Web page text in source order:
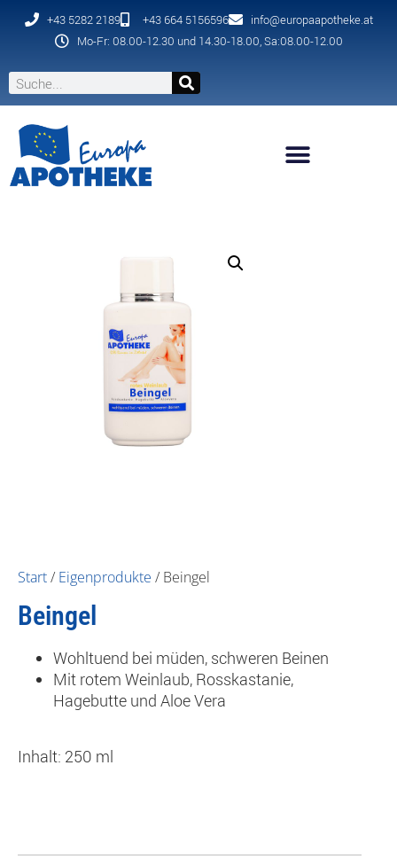
+43 5282 2189 +43 664 5156596
info@europaapotheke.at
Mo-Fr: 08.00-12.30 und 14.30-18.00, Sa:08.00-12.00
Start/ Eigenprodukte / Beingel
Beingel
Wohltuend bei müden, schweren Beinen
Mit rotem Weinlaub, Rosskastanie,
Hagebutte und Aloe Vera
Inhalt: 250 ml